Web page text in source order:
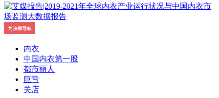
内衣
中国内衣第一股
都市丽人
巨亏
关店